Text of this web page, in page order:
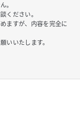
。
ください。
ますが、内容を完全に
いいたします。